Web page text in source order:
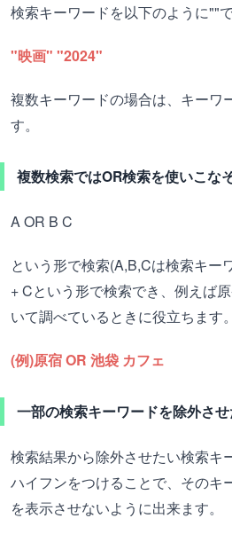
検索キーワードを以下のように""で
"映画" "2024"
複数キーワードの場合は、キーワ
す。
複数検索ではOR検索を使いこな
A OR B C
という形で検索(A,B,Cは検索キー
+ Cという形で検索でき、例えば
いて調べているときに役立ちます。
(例)原宿 OR 池袋 カフェ
一部の検索キーワードを除外さ
検索結果から除外させたい検索キ
ハイフンをつけることで、そのキ
を表示させないように出来ます。